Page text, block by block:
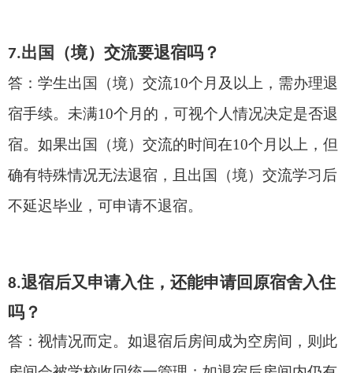
7.出国 （境） 交流要退宿吗？
答： 学生出国（境）交流10个月及以上，需办理退
宿手续。未满10个月的，可视个人情况决定是否退
宿。 如果出国（境）交流的时间在10个月以上，但
确有特殊情况无法退宿 ，且 出国（境）交流学习后
不延迟毕业，可申请不退宿。
8.退宿后又申请入住 ，还能申请回原宿舍入住
吗？
答：视情况而定。如退宿后房间成为空房间，则此